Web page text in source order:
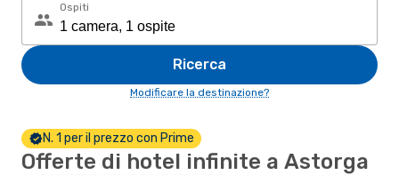
Ospiti
Ricerca
Modificare la destinazione?
N. 1 per il prezzo con Prime
Offerte di hotel infinite a Astorga